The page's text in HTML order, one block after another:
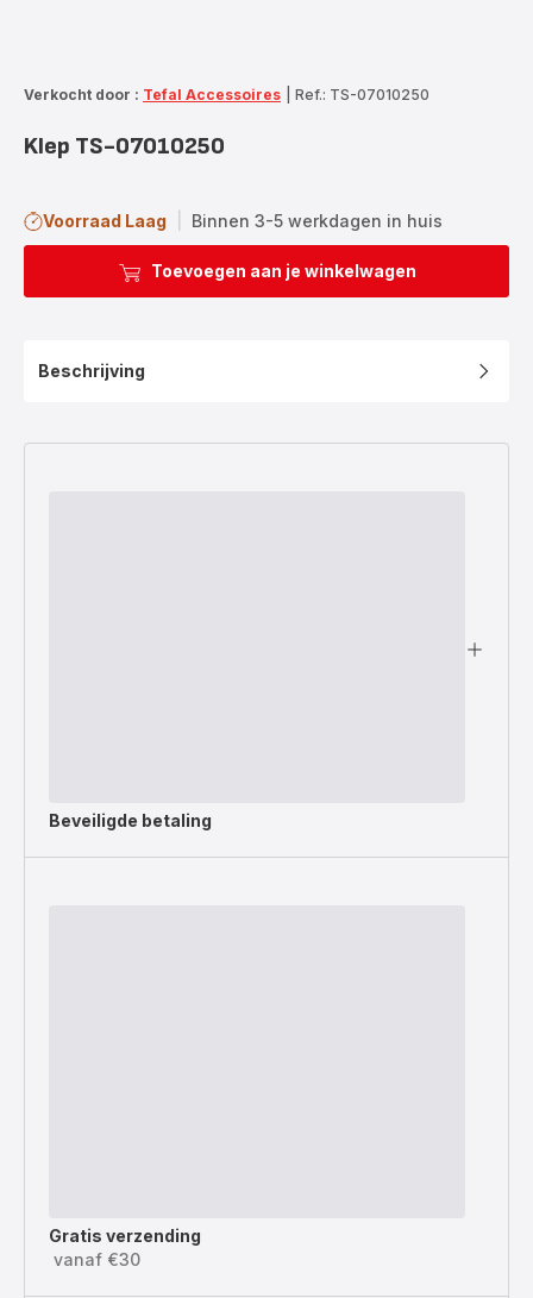
Verkocht door : Tefal Accessoires Ref.: TS-07010250
Klep TS-07010250
Voorraad Laag Binnen 3-5 werkdagen in huis
Toevoegen aan je winkelwagen
Beschrijving
Beveiligde betaling
Gratis verzending
vanaf €30